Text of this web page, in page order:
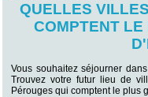
QUELLES
COMPTENT
Vous souhaitez séjourner
Trouvez votre futur lieu de
Pérouges qui comptent le plus